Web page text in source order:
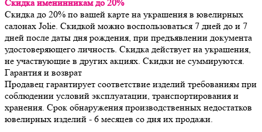
Скидка именинникам до 20%
Скидка до 20% по вашей карте на украшения в ювелирных
салонах Jolie. Скидкой можно воспользоваться 7 дней до и 7
дней после даты дня рождения, при предъявлении документа
удостоверяющего личность. Скидка действует на украшения,
не участвующие в других акциях. Скидки не суммируются.
Гарантия и возврат
Продавец гарантирует соответствие изделий требованиям при
соблюдении условий эксплуатации, транспортирования и
хранения. Срок обнаружения производственных недостатков